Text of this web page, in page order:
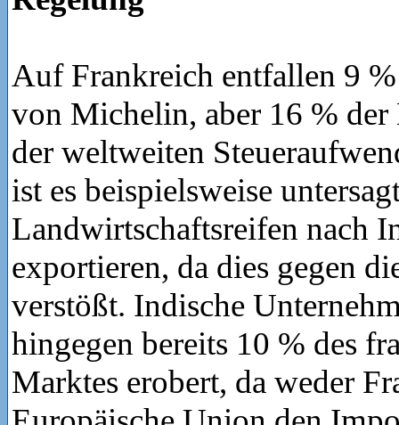
Auf Frankreich entfallen 9 %
von Michelin, aber 16 % der
der weltweiten
ist es beispielsweise
Landwirtschaftsreifen nach
exportieren, da dies gegen
verstößt. Indische
hingegen bereits 10 % des
Marktes erobert, da weder